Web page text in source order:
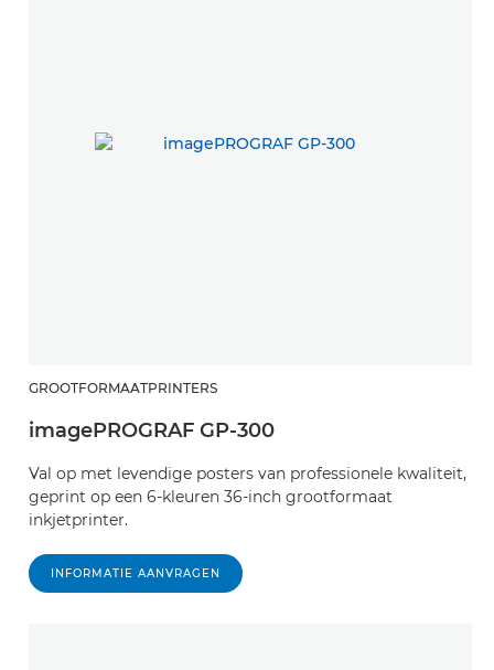
GROOTFORMAATPRINTERS
imagePROGRAF GP-300
Val op met levendige posters van professionele kwaliteit,
geprint op een 6-kleuren 36-inch grootformaat
inkjetprinter.
INFORMATIE AANVRAGEN